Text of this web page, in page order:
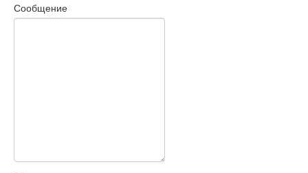
Сообщение